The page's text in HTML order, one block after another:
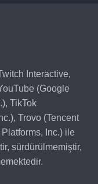
Interactive,
(Google
TikTok
Trovo (Tencent
Inc.) ile
sürdürülmemiştir,